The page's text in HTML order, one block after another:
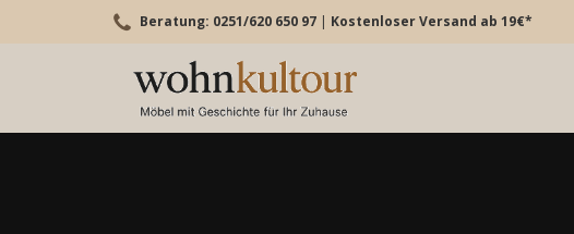
Beratung: 0251/620 650 97 | Kostenloser Versand ab 19€*